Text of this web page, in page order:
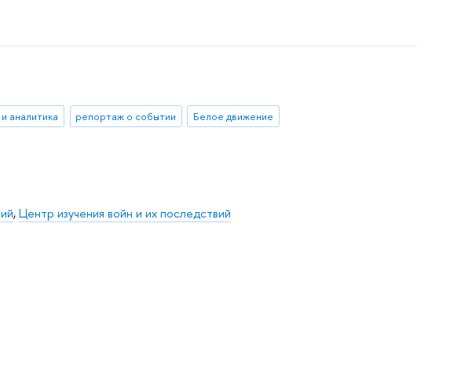
аналитика репортаж о событии
Белое движение
,Центр изучения войн и их последствий